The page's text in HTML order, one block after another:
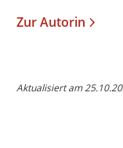
Zur Autorin
Aktualisiert am